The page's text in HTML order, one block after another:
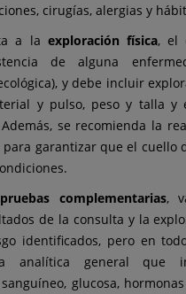
cirugías, alergias y
a la exploración física, el
de alguna
y debe incluir
y pulso, peso y talla y
se recomienda la
garantizar que el cuello
pruebas complementarias,
de la consulta y la
identificados, pero en
analítica general que
glucosa,